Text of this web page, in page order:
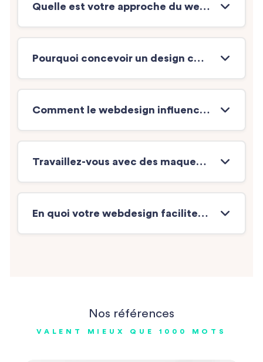
Quelle est votre approche du webdesign pour les sites modernes ?
Pourquoi concevoir un design compatible Bootstrap plutôt qu’un design figé ?
Comment le webdesign influence-t-il l’expérience utilisateur (UX) sur mobile et desktop ?
Travaillez-vous avec des maquettes graphiques ou directement avec des composants ?
En quoi votre webdesign facilite-t-il la maintenance et l’évolution du site ?
Nos références
VALENT MIEUX QUE 1000 MOTS